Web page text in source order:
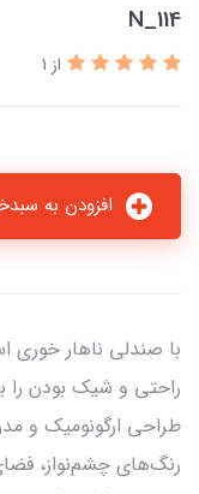
N_114
از 1
راحتی و شیک بودن را
طراحی ارگونومیک و
رنگ‌های چشم‌نواز،